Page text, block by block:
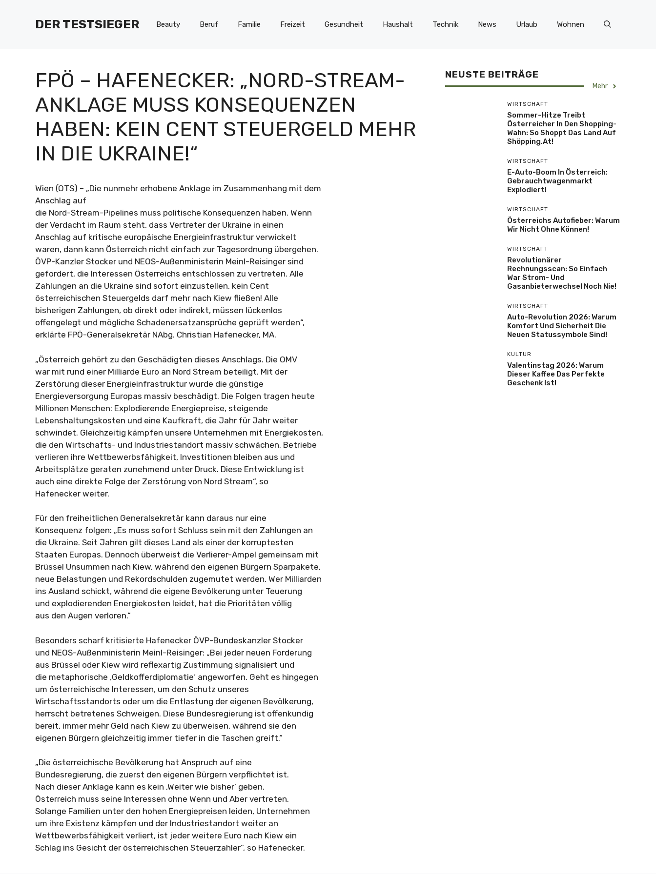
DER TESTSIEGER Beauty Beruf Familie Freizeit Gesundheit Haushalt Technik News Urlaub Wohnen
FPÖ – HAFENECKER: „NORD-STREAM-
ANKLAGE MUSS KONSEQUENZEN
HABEN: KEIN CENT STEUERGELD MEHR
IN DIE UKRAINE!“
Wien (OTS) – „Die nunmehr erhobene Anklage im Zusammenhang mit dem
Anschlag auf
die Nord-Stream-Pipelines muss politische Konsequenzen haben. Wenn
der Verdacht im Raum steht, dass Vertreter der Ukraine in einen
Anschlag auf kritische europäische Energieinfrastruktur verwickelt
waren, dann kann Österreich nicht einfach zur Tagesordnung übergehen.
ÖVP-Kanzler Stocker und NEOS-Außenministerin Meinl-Reisinger sind
gefordert, die Interessen Österreichs entschlossen zu vertreten. Alle
Zahlungen an die Ukraine sind sofort einzustellen, kein Cent
österreichischen Steuergelds darf mehr nach Kiew fließen! Alle
bisherigen Zahlungen, ob direkt oder indirekt, müssen lückenlos
offengelegt und mögliche Schadenersatzansprüche geprüft werden“,
erklärte FPÖ-Generalsekretär NAbg. Christian Hafenecker, MA.
„Österreich gehört zu den Geschädigten dieses Anschlags. Die OMV
war mit rund einer Milliarde Euro an Nord Stream beteiligt. Mit der
Zerstörung dieser Energieinfrastruktur wurde die günstige
Energieversorgung Europas massiv beschädigt. Die Folgen tragen heute
Millionen Menschen: Explodierende Energiepreise, steigende
Lebenshaltungskosten und eine Kaufkraft, die Jahr für Jahr weiter
schwindet. Gleichzeitig kämpfen unsere Unternehmen mit Energiekosten,
die den Wirtschafts- und Industriestandort massiv schwächen. Betriebe
verlieren ihre Wettbewerbsfähigkeit, Investitionen bleiben aus und
Arbeitsplätze geraten zunehmend unter Druck. Diese Entwicklung ist
auch eine direkte Folge der Zerstörung von Nord Stream“, so
Hafenecker weiter.
Für den freiheitlichen Generalsekretär kann daraus nur eine
Konsequenz folgen: „Es muss sofort Schluss sein mit den Zahlungen an
die Ukraine. Seit Jahren gilt dieses Land als einer der korruptesten
Staaten Europas. Dennoch überweist die Verlierer-Ampel gemeinsam mit
Brüssel Unsummen nach Kiew, während den eigenen Bürgern Sparpakete,
neue Belastungen und Rekordschulden zugemutet werden. Wer Milliarden
ins Ausland schickt, während die eigene Bevölkerung unter Teuerung
und explodierenden Energiekosten leidet, hat die Prioritäten völlig
aus den Augen verloren.“
Besonders scharf kritisierte Hafenecker ÖVP-Bundeskanzler Stocker
und NEOS-Außenministerin Meinl-Reisinger: „Bei jeder neuen Forderung
aus Brüssel oder Kiew wird reflexartig Zustimmung signalisiert und
die metaphorische ‚Geldkofferdiplomatie‘ angeworfen. Geht es hingegen
um österreichische Interessen, um den Schutz unseres
Wirtschaftsstandorts oder um die Entlastung der eigenen Bevölkerung,
herrscht betretenes Schweigen. Diese Bundesregierung ist offenkundig
bereit, immer mehr Geld nach Kiew zu überweisen, während sie den
eigenen Bürgern gleichzeitig immer tiefer in die Taschen greift.“
„Die österreichische Bevölkerung hat Anspruch auf eine
Bundesregierung, die zuerst den eigenen Bürgern verpflichtet ist.
Nach dieser Anklage kann es kein ‚Weiter wie bisher’ geben.
Österreich muss seine Interessen ohne Wenn und Aber vertreten.
Solange Familien unter den hohen Energiepreisen leiden, Unternehmen
um ihre Existenz kämpfen und der Industriestandort weiter an
Wettbewerbsfähigkeit verliert, ist jeder weitere Euro nach Kiew ein
Schlag ins Gesicht der österreichischen Steuerzahler“, so Hafenecker.
NEUSTE BEITRÄGE
Mehr
WIRTSCHAFT
Sommer-Hitze Treibt
Österreicher In Den Shopping-
Wahn: So Shoppt Das Land Auf
Shöpping.at!
WIRTSCHAFT
E-Auto-Boom In Österreich:
Gebrauchtwagenmarkt
Explodiert!
WIRTSCHAFT
Österreichs Autofieber: Warum
Wir Nicht Ohne Können!
WIRTSCHAFT
Revolutionärer
Rechnungsscan: So Einfach
War Strom- Und
Gasanbieterwechsel Noch Nie!
WIRTSCHAFT
Auto-Revolution 2026: Warum
Komfort Und Sicherheit Die
Neuen Statussymbole Sind!
KULTUR
Valentinstag 2026: Warum
Dieser Kaffee Das Perfekte
Geschenk Ist!